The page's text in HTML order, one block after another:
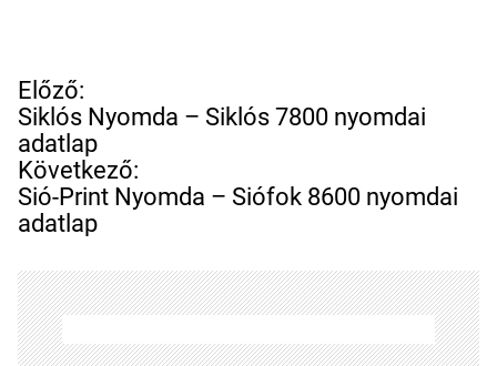
B
e
j
e
g
y
z
é
s
n
a
Előző:
Siklós Nyomda – Siklós 7800 nyomdai
adatlap
Következő:
Sió-Print Nyomda – Siófok 8600 nyomdai
adatlap